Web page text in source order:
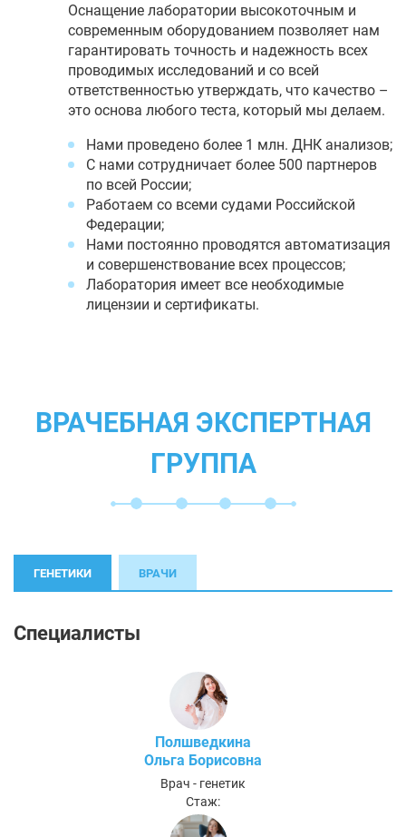
Оснащение лаборатории высокоточным и
современным оборудованием позволяет нам
гарантировать точность и надежность всех
проводимых исследований и со всей
ответственностью утверждать, что качество –
это основа любого теста, который мы делаем.
Нами проведено более 1 млн. ДНК анализов;
С нами сотрудничает более 500 партнеров
по всей России;
Работаем со всеми судами Российской
Федерации;
Нами постоянно проводятся автоматизация
и совершенствование всех процессов;
Лаборатория имеет все необходимые
лицензии и сертификаты.
ВРАЧЕБНАЯ ЭКСПЕРТНАЯ
ГРУППА
ГЕНЕТИКИ ВРАЧИ
Специалисты
Полшведкина
Ольга Борисовна
Врач - генетик
Стаж: